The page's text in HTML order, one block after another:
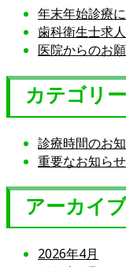
年末年始診療
歯科衛生士求
医院からのお
カテゴリー
診療時間のお
重要なお知らせ
アーカイブ
2026年4月